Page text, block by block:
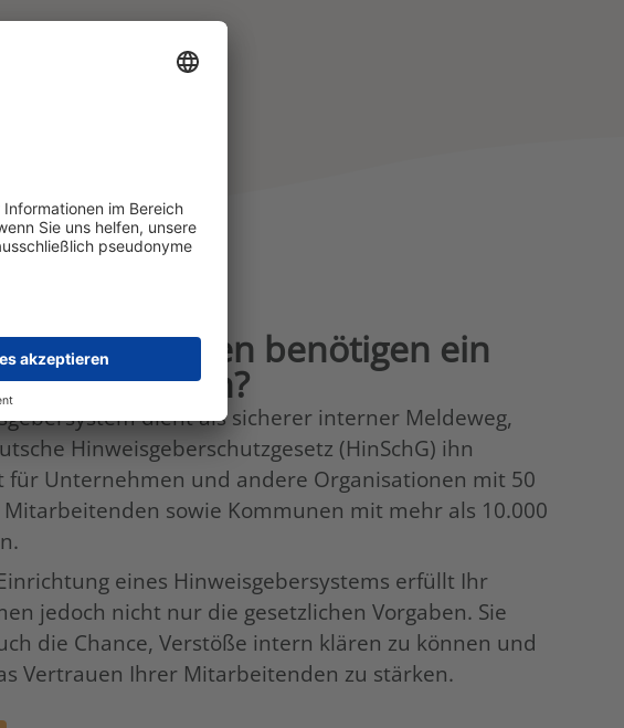
Unternehmen benötigen ein
dient als sicherer interner Meldeweg,
Hinweisgeberschutzgesetz (HinSchG) ihn
für Unternehmen und andere Organisationen mit 50
sowie Kommunen mit mehr als 10.000
eines Hinweisgebersystems erfüllt Ihr
jedoch nicht nur die gesetzlichen Vorgaben. Sie
die Chance, Verstöße intern klären zu können und
Vertrauen Ihrer Mitarbeitenden zu stärken.